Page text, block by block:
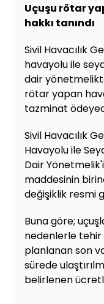
Uçuşu rötar
hakkı tanındı
Sivil Havacılık
havayolu ile
dair
rötar yapan
tazminat
Sivil Havacılık
Havayolu ile
Dair
maddesinin
değişiklik resmi
Buna göre;
nedenlerle tehir
planlanan son
sürede
belirlenen